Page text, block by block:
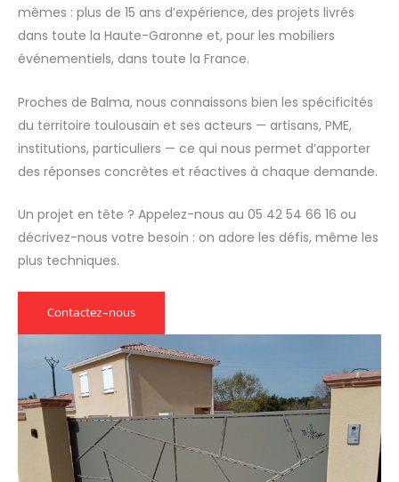
mêmes : plus de 15 ans d’expérience, des projets livrés
dans toute la Haute-Garonne et, pour les mobiliers
événementiels, dans toute la France.
Proches de Balma, nous connaissons bien les spécificités
du territoire toulousain et ses acteurs — artisans, PME,
institutions, particuliers — ce qui nous permet d’apporter
des réponses concrètes et réactives à chaque demande.
Un projet en tête ? Appelez-nous au 05 42 54 66 16 ou
décrivez-nous votre besoin : on adore les défis, même les
plus techniques.
Contactez-nous